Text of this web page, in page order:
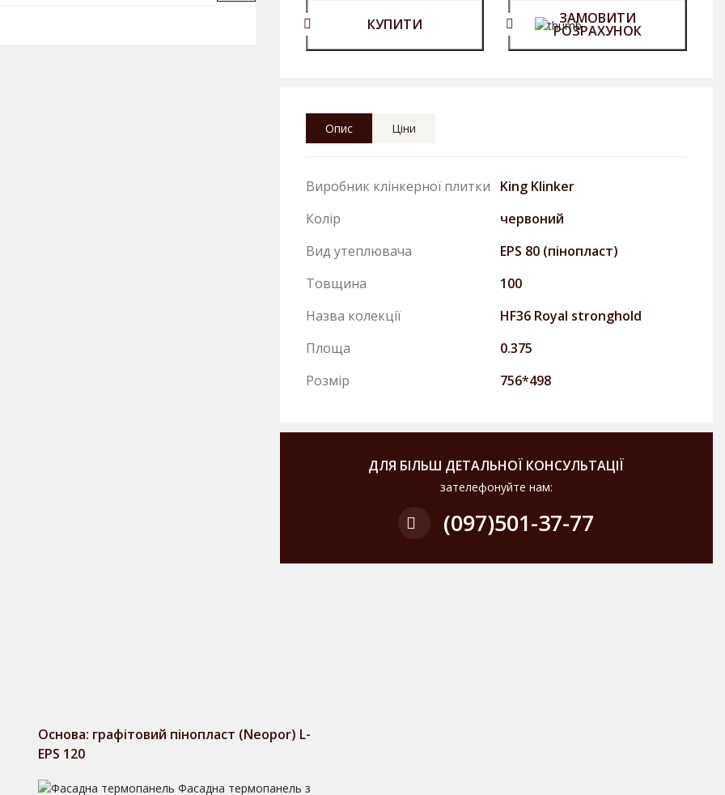
КУПИТИ ЗАМОВИТИ
РОЗРАХУНОК
Опис Ціни
Виробник клінкерної плитки
King Klinker
Колір
червоний
Вид утеплювача
EPS 80 (пінопласт)
Товщина
100
Назва колекції
HF36 Royal stronghold
Площа
0.375
Розмір
756*498
ДЛЯ БІЛЬШ ДЕТАЛЬНОЇ КОНСУЛЬТАЦІЇ
зателефонуйте нам:
(097)501-37-77
Основа: графітовий пінопласт (Neopor) L-
EPS 120